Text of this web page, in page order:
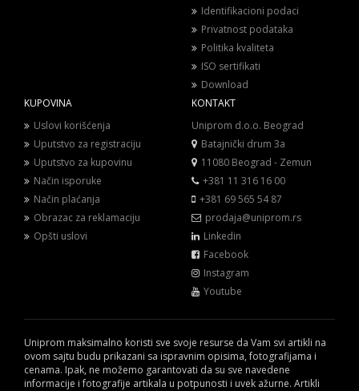
Identifikacioni podaci
Privatnost podataka
Politika kvaliteta
ISO sertifikati
Download
KUPOVINA
Uslovi korišćenja
Uputstvo za registraciju
Uputstvo za kupovinu
Način isporuke
Način plaćanja
Obrazac za reklamaciju
Opšti uslovi
KONTAKT
Uniprom d.o.o. Beograd
Batajnički drum 3a
11080 Beograd - Zemun
+381 11 316 16 00
+381 69 565 54 87
prodaja@uniprom.rs
Linkedin
Facebook
Instagram
Youtube
Uniprom maksimalno koristi sve svoje resurse da Vam svi artikli na
ovom sajtu budu prikazani sa ispravnim opisima, fotografijama i
cenama. Ipak, ne možemo garantovati da su sve navedene
informacije i fotografije artikala u potpunosti i uvek ažurne. Artikli